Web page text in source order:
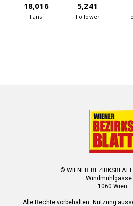
18,016
Fans
5,241
Follower
© WIENER
Windmühlgasse
1060 Wien.
Alle Rechte vorbehalten. Nutzung